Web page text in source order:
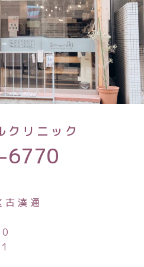
クリニック
6770
古湊通